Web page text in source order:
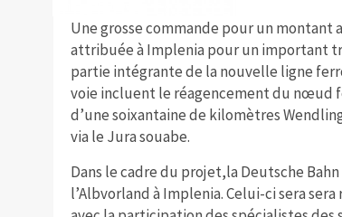
Une grosse commande pour un montant
attribuée à Implenia pour un important
partie intégrante de la nouvelle ligne
voie incluent le réagencement du nœud
d’une soixantaine de kilomètres
via le Jura souabe.
Dans le cadre du projet,la Deutsche
l’Albvorland à Implenia. Celui-ci sera